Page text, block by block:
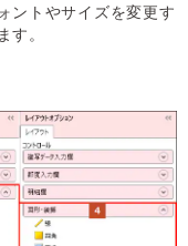
ントやサイズを変更す
す。